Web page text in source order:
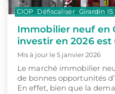
Immobilier neuf en
investir en 2026
Mis à jour le 5 janvier 2026
Le marché immobilier
de bonnes opportunités
En effet, bien que la
CIOP Défiscaliser Girardin IS